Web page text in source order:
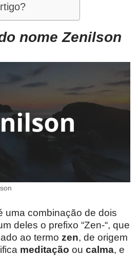
nome Zenilson
uma combinação de dois
deles o prefixo “Zen-“, que
ao termo zen, de origem
meditação ou calma, e